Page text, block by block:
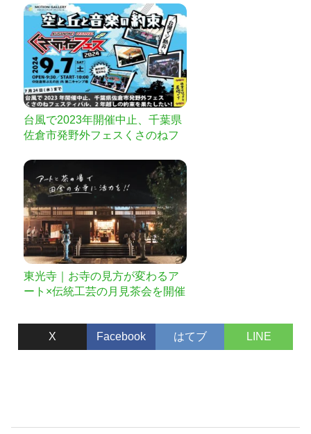
台風で2023年開催中止、千葉県
佐倉市発野外フェスくさのねフ
を果たしたい！
東光寺｜お寺の見方が変わるア
ート×伝統工芸の月見茶会を開催
X Facebook はてブ LINE